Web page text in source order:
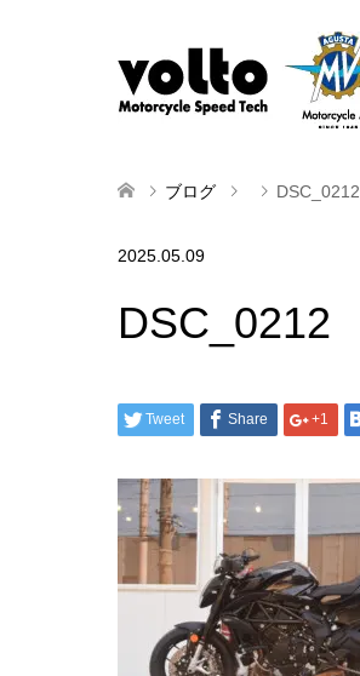
ブログ DSC_0212
2025.05.09
DSC_0212
Tweet Share +1